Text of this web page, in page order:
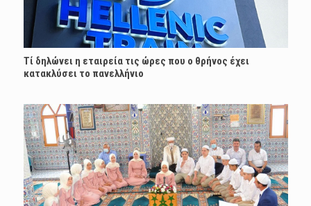
Τί δηλώνει η εταιρεία τις ώρες που ο θρήνος έχει
κατακλύσει το πανελλήνιο